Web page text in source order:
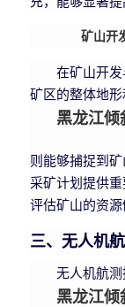
矿山开
在矿山开
矿区的整体地
黑龙江倾
则能够捕捉到
采矿计划提供
评估矿山的资源
三、无人机
无人机航
黑龙江倾